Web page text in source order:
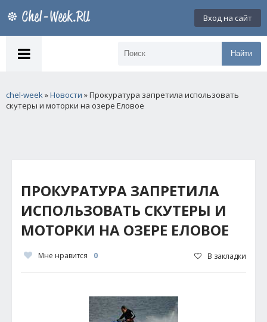
Вход на сайт
Найти
chel-week»Новости » Прокуратура запретила использовать
скутеры и моторки на озере Еловое
ПРОКУРАТУРА ЗАПРЕТИЛА
ИСПОЛЬЗОВАТЬ СКУТЕРЫ И
МОТОРКИ НА ОЗЕРЕ ЕЛОВОЕ
Мне нравится 0 В закладки